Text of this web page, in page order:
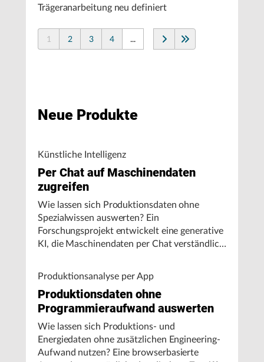
Trägeranarbeitung neu definiert
1 2 3 4 ...
Neue Produkte
Künstliche Intelligenz
Per Chat auf Maschinendaten
zugreifen
Wie lassen sich Produktionsdaten ohne
Spezialwissen auswerten? Ein
Forschungsprojekt entwickelt eine generative
KI, die Maschinendaten per Chat verständlich
Produktionsanalyse per App
Produktionsdaten ohne
Programmieraufwand auswerten
Wie lassen sich Produktions- und
Energiedaten ohne zusätzlichen Engineering-
Aufwand nutzen? Eine browserbasierte